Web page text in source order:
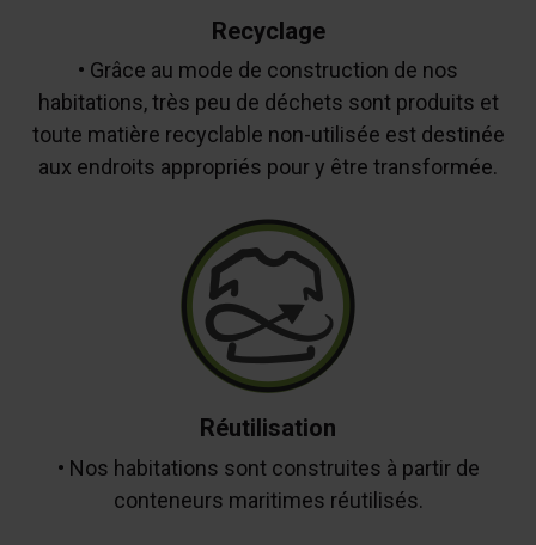
Recyclage
• Grâce au mode de construction de nos
habitations, très peu de déchets sont produits et
toute matière recyclable non-utilisée est destinée
aux endroits appropriés pour y être transformée.
Réutilisation
• Nos habitations sont construites à partir de
conteneurs maritimes réutilisés.